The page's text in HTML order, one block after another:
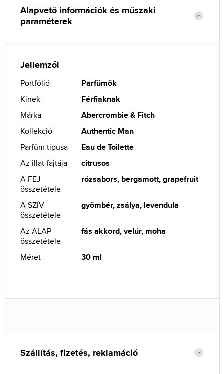
Alapvető információk és műszaki
paraméterek
Jellemzői
Portfólió
Parfümök
Kinek
Férfiaknak
Márka
Abercrombie & Fitch
Kollekció
Authentic Man
Parfüm típusa
Eau de Toilette
Az illat fajtája
citrusos
A FEJ
összetétele
rózsabors, bergamott, grapefruit
A SZÍV
összetétele
gyömbér, zsálya, levendula
Az ALAP
összetétele
fás akkord, velúr, moha
Méret 30 ml
Szállítás, fizetés, reklamáció